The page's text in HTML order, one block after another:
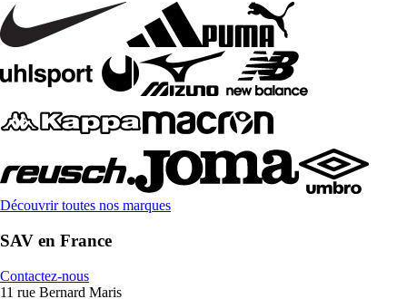
Découvrir toutes nos marques
SAV en France
Contactez-nous
11 rue Bernard Maris